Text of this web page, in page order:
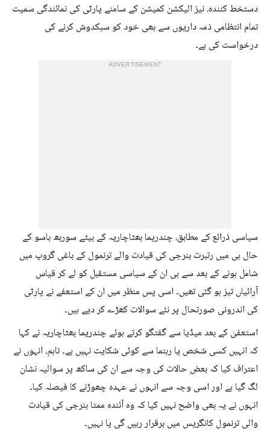
دستخط کنندہ، نیز الیکشن کمیشن کے سامنے پارٹی کی نمائندگی سمیت
تمام انتظامی ذمہ داریوں سے بھی خود کو سبکدوش کرنے کی
درخواست کی ہے۔
ADVERTISEMENT
سیاسی ذرائع کے مطابق، چندریما بھٹاچاریہ کے بیٹے سوربھ باسو کے
حال ہی میں رتبرت بنرجی کی قیادت والے ترنمول کے باغی گروپ میں
شامل ہونے کے بعد سے ہی ان کے سیاسی مستقبل کو لے کر قیاس
آرائیاں تیز ہو گئی تھیں۔ اسی پس منظر میں ان کے استعفے نے پارٹی
کی اندرونی صورتحال پر نئے سوالات کھڑے کر دیے ہیں۔
استعفیٰ کے بعد میڈیا سے گفتگو کرتے ہوئے چندریما بھٹاچاریہ نے کہا
کہ انہیں کسی شخص یا رہنما سے کوئی شکایت نہیں ہے۔ تاہم، انہوں نے
اعتراف کیا کہ بعض حالات کی وجہ سے ان کی ساکھ پر سوالیہ نشان
لگ گیا ہے اور اسی وجہ سے انہوں نے عہدہ چھوڑنے کا فیصلہ کیا۔
انہوں نے یہ بھی واضح نہیں کیا کہ وہ آئندہ ممتا بنرجی کی قیادت
والی ترنمول کانگریس میں برقرار رہیں گی یا نہیں۔